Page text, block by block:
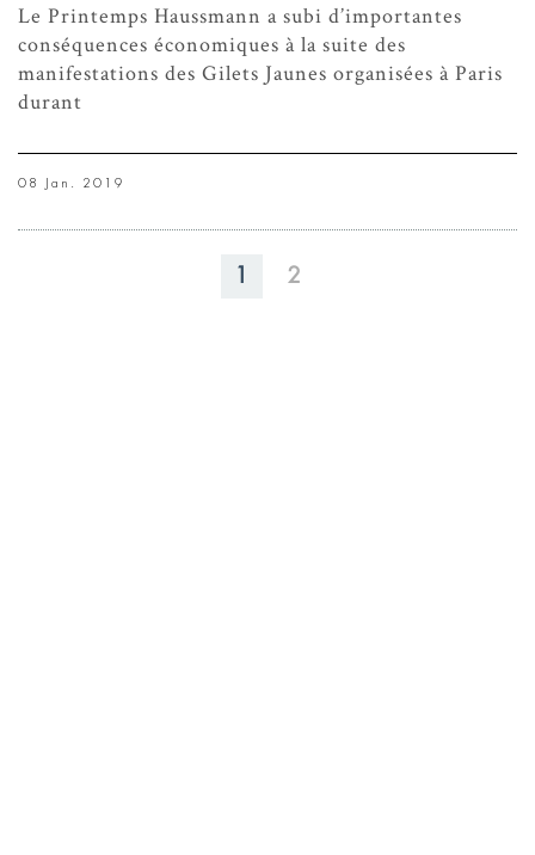
Le Printemps Haussmann a subi d’importantes
conséquences économiques à la suite des
manifestations des Gilets Jaunes organisées à Paris
durant
08 Jan. 2019
1 2